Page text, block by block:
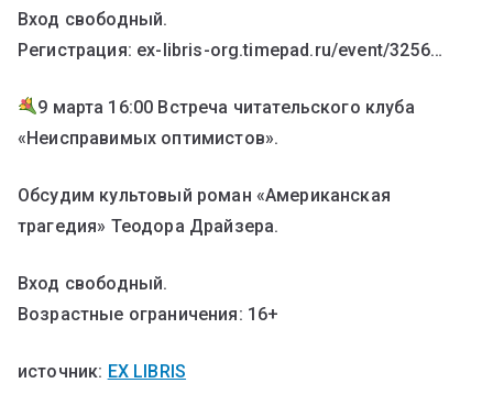
Вход свободный.
Регистрация: ex-libris-org.timepad.ru/event/3256…
9 марта 16:00 Встреча читательского клуба
«Неисправимых оптимистов».
Обсудим культовый роман «Американская
трагедия» Теодора Драйзера.
Вход свободный.
Возрастные ограничения: 16+
источник: EX LIBRIS